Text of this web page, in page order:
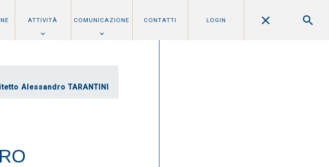
ATTIVITÀ COMUNICAZIONE CONTATTI LOGIN
Alessandro TARANTINI